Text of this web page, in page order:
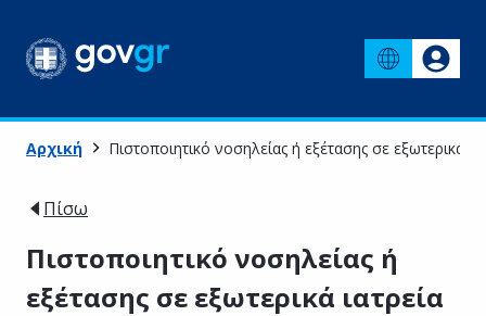
Αρχική Πιστοποιητικό νοσηλείας ή εξέτασης σε εξωτερικά
Πίσω
Πιστοποιητικό νοσηλείας ή
εξέτασης σε εξωτερικά ιατρεία